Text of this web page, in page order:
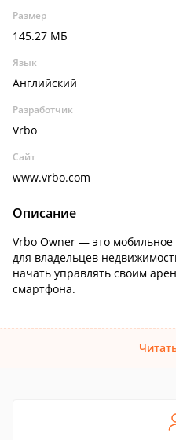
Размер
145.27 МБ
Язык
Английский
Разработчик
Vrbo
Сайт
www.vrbo.com
Описание
Vrbo Owner — это
для владельцев
начать управлять своим
смартфона.